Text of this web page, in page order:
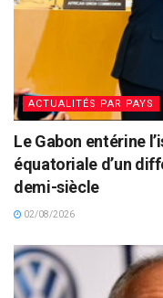
ACTUALITÉS PAR PAYS
Le Gabon entérine
équatoriale d’un
demi-siècle
02/08/2026